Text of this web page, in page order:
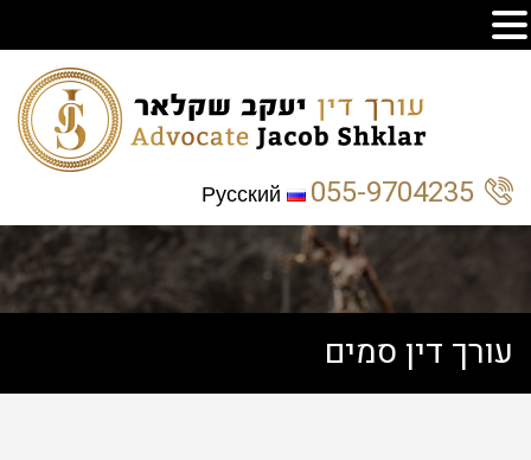
055-9704235
Русский
עורך דין סמים